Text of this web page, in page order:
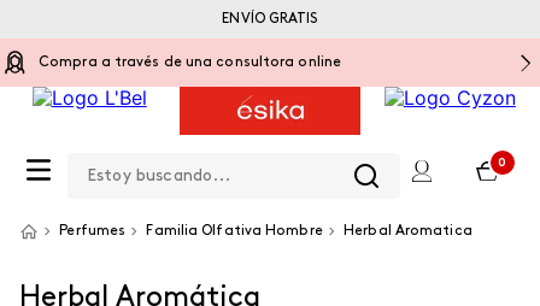
Compra a través de una consultora online
0
ENVÍO GRATIS
Perfumes Familia Olfativa Hombre Herbal Aromatica
Herbal Aromática